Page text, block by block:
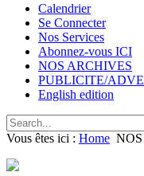
Calendrier
Se Connecter
Nos Services
Abonnez-vous ICI
NOS ARCHIVES
PUBLICITE/
English edition
Vous êtes ici : Home